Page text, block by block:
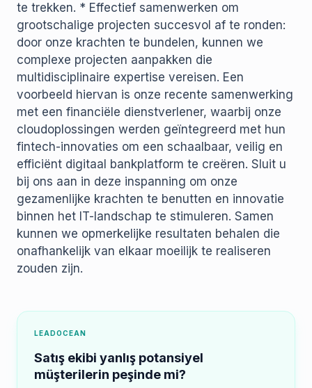
te trekken. * Effectief samenwerken om
grootschalige projecten succesvol af te ronden:
door onze krachten te bundelen, kunnen we
complexe projecten aanpakken die
multidisciplinaire expertise vereisen. Een
voorbeeld hiervan is onze recente samenwerking
met een financiële dienstverlener, waarbij onze
cloudoplossingen werden geïntegreerd met hun
fintech-innovaties om een ​​schaalbaar, veilig en
efficiënt digitaal bankplatform te creëren. Sluit u
bij ons aan in deze inspanning om onze
gezamenlijke krachten te benutten en innovatie
binnen het IT-landschap te stimuleren. Samen
kunnen we opmerkelijke resultaten behalen die
onafhankelijk van elkaar moeilijk te realiseren
zouden zijn.
LEADOCEAN
Satış ekibi yanlış potansiyel
müşterilerin peşinde mi?